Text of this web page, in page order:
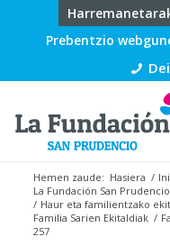
Prebentzio
Hemen zaude: Hasiera /
La Fundación San
/ Haur eta familientzako
Familia Sarien Ekitaldiak /
257